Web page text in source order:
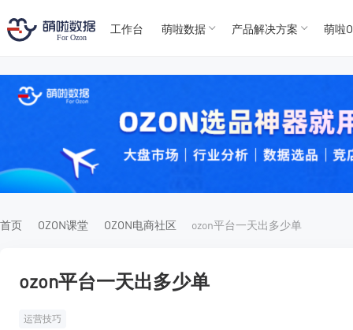
For
For
工作台 萌啦数据 产品解决方案 萌啦
首页 OZON课堂 OZON电商社区 ozon平台一天出多少单
ozon平台一天出多少单
运营技巧